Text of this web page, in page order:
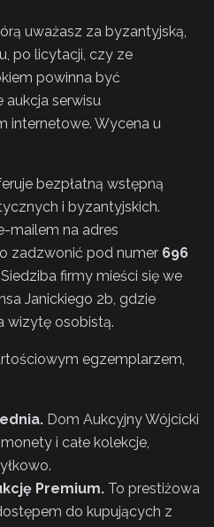
uważasz za byzantyjską,
po licytacji, czy ze
powinna być
aukcja serwisu
internetowe. Wycena u
bezpłatną wstępną
i byzantyjskich.
mailem na adres
zadzwonić pod numer 696
Siedziba firmy mieści się we
Janickiego 2b, gdzie
wizytę osobistą.
egzemplarzem,
Dom Aukcyjny Wójcicki
i całe kolekcje,
Premium. To prestiżowa
do kupujących z